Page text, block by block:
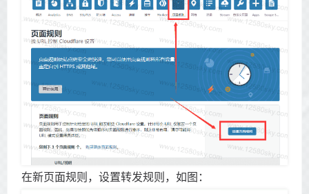
在新页面规则，设置转发规则，如图：